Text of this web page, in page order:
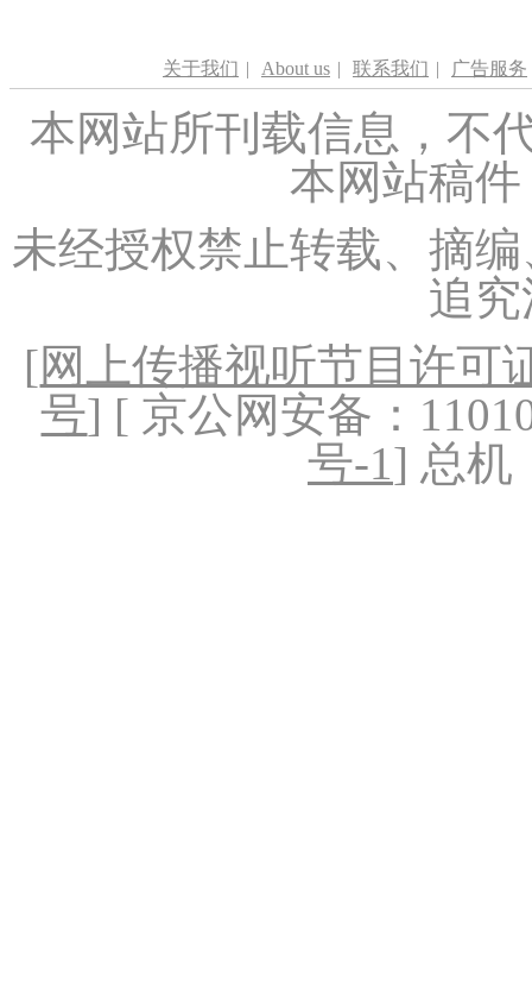
关于我们 | About us | 联系我们 | 广告服务
本网站所刊载信息，不
本网站稿
未经授权禁止转载、摘
追
[网上传播视听节目许可
号] [ 京公网安备：
号-1] 总机